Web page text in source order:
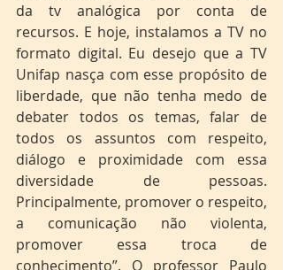
da tv analógica por conta de
recursos. E hoje, instalamos a TV no
formato digital. Eu desejo que a TV
Unifap nasça com esse propósito de
liberdade, que não tenha medo de
debater todos os temas, falar de
todos os assuntos com respeito,
diálogo e proximidade com essa
diversidade de pessoas.
Principalmente, promover o respeito,
a comunicação não violenta,
promover essa troca de
conhecimento”. O professor Paulo